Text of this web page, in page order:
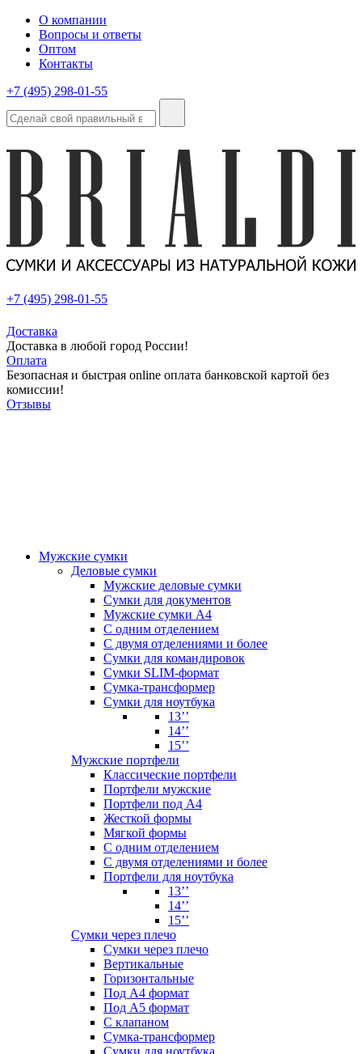
О компании
Вопросы и ответы
Оптом
Контакты
+7 (495) 298-01-55
+7 (495) 298-01-55
Доставка
Доставка в любой город России!
Оплата
Безопасная и быстрая online оплата банковской картой без
комиссии!
Отзывы
Мужские сумки
Деловые сумки
Мужские деловые сумки
Сумки для документов
Мужские сумки А4
С одним отделением
С двумя отделениями и более
Сумки для командировок
Сумки SLIM-формат
Сумка-трансформер
Сумки для ноутбука
13’’
14’’
15’’
Мужские портфели
Классические портфели
Портфели мужские
Портфели под А4
Жесткой формы
Мягкой формы
С одним отделением
С двумя отделениями и более
Портфели для ноутбука
13’’
14’’
15’’
Сумки через плечо
Сумки через плечо
Вертикальные
Горизонтальные
Под А4 формат
Под А5 формат
С клапаном
Сумка-трансформер
Сумки для ноутбука